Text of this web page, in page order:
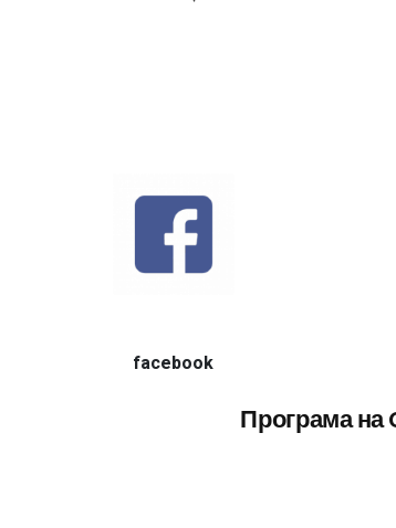
facebook
Програма на